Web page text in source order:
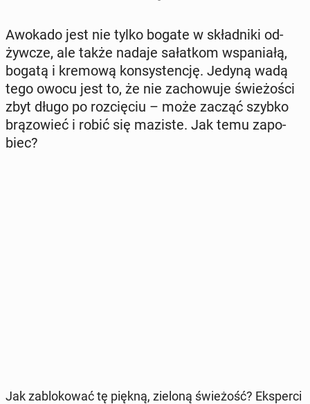
Awokado jest nie tylko bogate w skład­ni­ki od­
żyw­cze, ale także nadaje sa­łat­kom wspa­nia­łą,
bogatą i kremową kon­sy­sten­cję. Jedyną wadą
tego owocu jest to, że nie za­cho­wu­je świe­żo­ści
zbyt długo po roz­cię­ciu – może zacząć szybko
brą­zo­wieć i robić się maziste. Jak temu za­po­
biec?
Jak za­blo­ko­wać tę piękną, zieloną świe­żość? Eks­per­ci